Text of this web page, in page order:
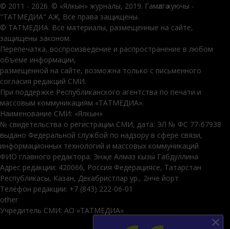
© 2011 - 2026. © «Ялкын» журналы, 2019. Гамәлгә куючы -
"ТАТМЕДИА" АҖ. Все права защищены.
© ТАТМЕДИА. Все материалы, размещенные на сайте,
защищены законом.
Перепечатка, воспроизведение и распространение в любом
объеме информации,
размещенной на сайте, возможна только с письменного
согласия редакций СМИ.
При поддержке Республиканского агентства по печати и
массовым коммуникациям «ТАТМЕДИА».
Наименование СМИ: «Ялкын»
№ свидетельства о регистрации СМИ, дата: ЭЛ № ФС 77-67938
выдано Федеральной службой по надзору в сфере связи,
информационных технологий и массовых коммуникаций
ФИО главного редактора: Энҗе Алмаз кызы Габдуллина
Адрес редакции: 420066, Россия Федерациясе, Татарстан
Республикасы, Казан, Декабристлар ур., 2нче йорт
Телефон редакции: +7 (843) 222-06-01
other
Учредитель СМИ: АО «ТАТМЕДИА»